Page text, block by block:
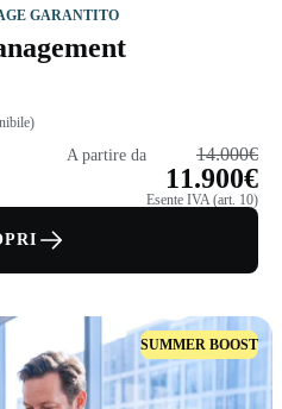
GARANTITO
A partire da 14.000€
11.900€
Esente IVA (art. 10)
SUMMER BOOST